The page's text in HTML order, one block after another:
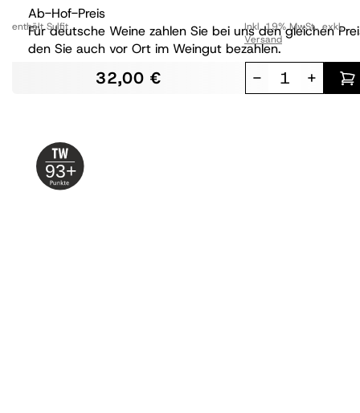
Ab-Hof-Preis
Für deutsche Weine zahlen Sie bei uns den gleichen
den Sie auch vor Ort im Weingut bezahlen.
enthält Sulfit
32,00 €
Inkl. 19% MwSt.,exkl.
Versand
- +
93+